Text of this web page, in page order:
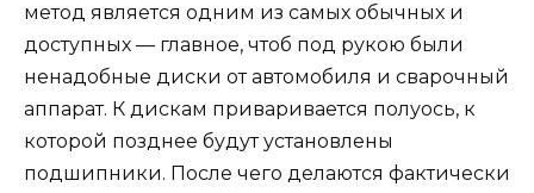
метод является одним из самых обычных и
доступных — главное, чтоб под рукою были
ненадобные диски от автомобиля и сварочный
аппарат. К дискам приваривается полуось, к
которой позднее будут установлены
подшипники. После чего делаются фактически